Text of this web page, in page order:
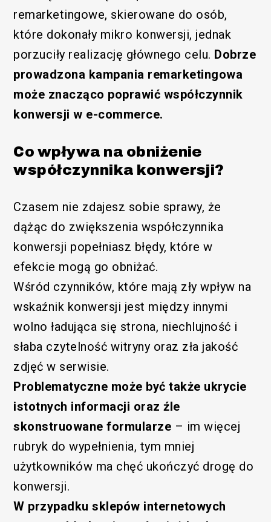
remarketingowe, skierowane do osób,
które dokonały mikro konwersji, jednak
porzuciły realizację głównego celu. Dobrze
prowadzona kampania remarketingowa
może znacząco poprawić współczynnik
konwersji w e-commerce.
Co wpływa na obniżenie
współczynnika konwersji?
Czasem nie zdajesz sobie sprawy, że
dążąc do zwiększenia współczynnika
konwersji popełniasz błędy, które w
efekcie mogą go obniżać.
Wśród czynników, które mają zły wpływ na
wskaźnik konwersji jest między innymi
wolno ładująca się strona, niechlujność i
słaba czytelność witryny oraz zła jakość
zdjęć w serwisie.
Problematyczne może być także ukrycie
istotnych informacji oraz źle
skonstruowane formularze – im więcej
rubryk do wypełnienia, tym mniej
użytkowników ma chęć ukończyć drogę do
konwersji.
W przypadku sklepów internetowych